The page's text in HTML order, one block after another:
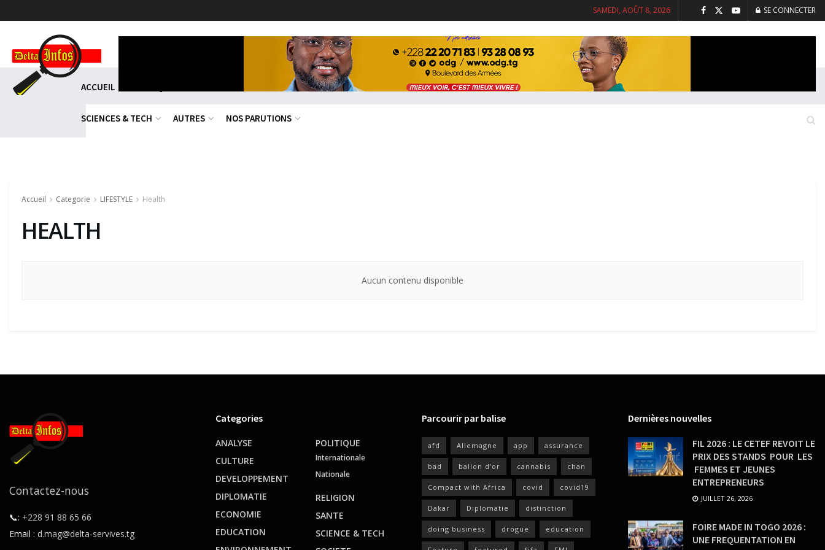
SAMEDI, AOÛT 8, 2026 SE CONNECTER
ACCUEIL ECONOMIE FINANCE DÉVELOPPEMENT EDUCATION INTERVIEWS SANTE
SCIENCES & TECH AUTRES NOS PARUTIONS
Accueil Categorie LIFESTYLE Health
HEALTH
Aucun contenu disponible
Contactez-nous
📞: +228 91 88 65 66
Email : d.mag@delta-servives.tg
Categories
ANALYSE
CULTURE
DEVELOPPEMENT
DIPLOMATIE
ECONOMIE
EDUCATION
POLITIQUE
Internationale
Nationale
RELIGION
SANTE
SCIENCE & TECH
Parcourir par balise
afd Allemagne app assurance
bad ballon d'or cannabis chan
Compact with Africa covid covid19
Dakar Diplomatie distinction
doing business drogue education
Dernières nouvelles
FIL 2026 : LE CETEF REVOIT LE
PRIX DES STANDS POUR LES
FEMMES ET JEUNES
ENTREPRENEURS
JUILLET 26, 2026
FOIRE MADE IN TOGO 2026 :
UNE FREQUENTATION EN